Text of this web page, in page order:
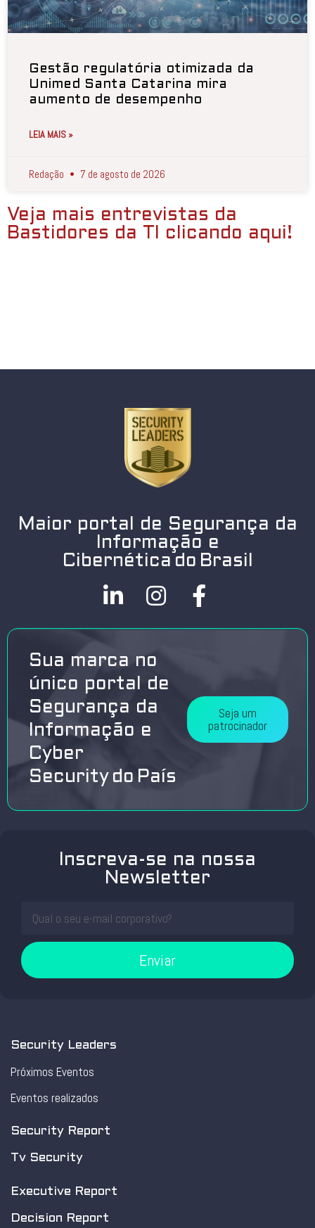
Gestão regulatória otimizada da
Unimed Santa Catarina mira
aumento de desempenho
LEIA MAIS »
Redação 7 de agosto de 2026
Veja mais entrevistas da
Bastidores da TI clicando aqui!
Maior portal de Segurança da
Informação e
Cibernética do Brasil
Sua marca no
único portal de
Segurança da
Informação e
Cyber
Security do País
Seja um
patrocinador
Inscreva-se na nossa
Newsletter
Enviar
Security Leaders
Próximos Eventos
Eventos realizados
Security Report
Tv Security
Executive Report
Decision Report